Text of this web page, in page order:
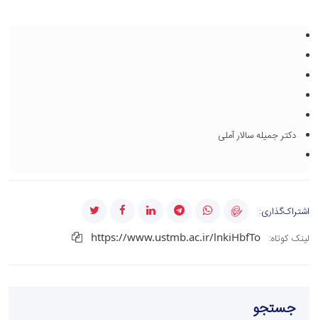
دکتر جمیله سالار آملی
اشتراک‌گذاری:
لینک کوتاه:
https://www.ustmb.ac.ir/lnkiHbfTo
جستجو